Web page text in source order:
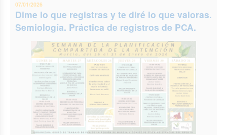
07/01/2026
Dime lo que registras y te diré lo que valoras.
Semiología. Práctica de registros de PCA.